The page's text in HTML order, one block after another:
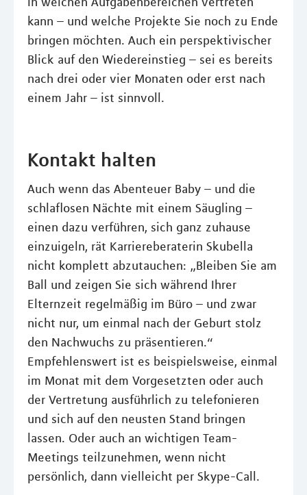
kann – und welche Projekte Sie noch zu Ende
bringen möchten. Auch ein perspektivischer
Blick auf den Wiedereinstieg – sei es bereits
nach drei oder vier Monaten oder erst nach
einem Jahr – ist sinnvoll.
Kontakt halten
Auch wenn das Abenteuer Baby – und die
schlaflosen Nächte mit einem Säugling –
einen dazu verführen, sich ganz zuhause
einzuigeln, rät Karriereberaterin Skubella
nicht komplett abzutauchen: „Bleiben Sie am
Ball und zeigen Sie sich während Ihrer
Elternzeit regelmäßig im Büro – und zwar
nicht nur, um einmal nach der Geburt stolz
den Nachwuchs zu präsentieren.“
Empfehlenswert ist es beispielsweise, einmal
im Monat mit dem Vorgesetzten oder auch
der Vertretung ausführlich zu telefonieren
und sich auf den neusten Stand bringen
lassen. Oder auch an wichtigen Team-
Meetings teilzunehmen, wenn nicht
persönlich, dann vielleicht per Skype-Call.